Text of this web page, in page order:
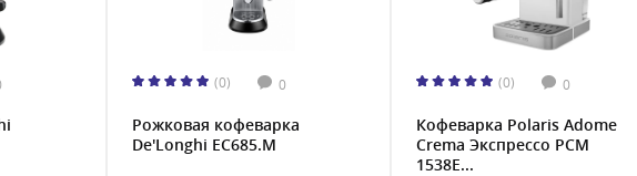
(0) 0
Рожковая кофеварка
De'Longhi EC685.M
(0) 0
Кофеварка Polaris Adome
Crema Экспрессо PCM
1538E...